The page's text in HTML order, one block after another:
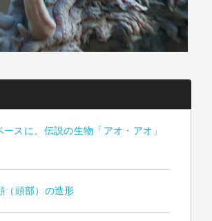
ースに、伝説の生物「アオ・アオ」
（頭部）の造形